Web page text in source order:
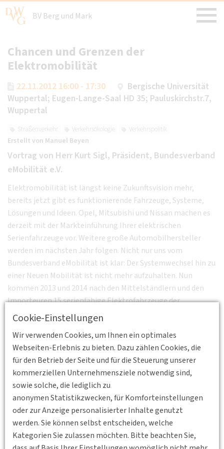
Cookie-Einstellungen
Wir verwenden Cookies, um Ihnen ein optimales
Webseiten-Erlebnis zu bieten. Dazu zählen Cookies, die
für den Betrieb der Seite und für die Steuerung unserer
kommerziellen Unternehmensziele notwendig sind,
sowie solche, die lediglich zu
anonymen Statistikzwecken, für Komforteinstellungen
oder zur Anzeige personalisierter Inhalte genutzt
werden. Sie können selbst entscheiden, welche
Kategorien Sie zulassen möchten. Bitte beachten Sie,
BV Berg und Mark
Chancen und Grenzen der
Elektromobilität
22.11.2012 16:00 - 17:30
Bergische Universität
Wuppertal; Eugen-Lange-Saal HD 35; Pauluskirchstr.7,
Wuppertal
Straßenverkehr Verkehrsökologie Verkehrspolitik
Erstellt von Manuel Beyen
Vortrag von Herr Kurt Sigl, Präsident, Bundesverband
eMobilität e.V.
Elektromobilität ist längst keine Zukunftsvision mehr,
bereits jetzt gibt es funktionierende Fahrzeuge, Systeme,
Lösungen und Ideen. Opel, Mitsubishi und Nissan machen es
derzeit mit der Markteinführung Ihrer elektrischen
Serienfahrzeuge vor. Weitere große Automobilhersteller
werden im nächsten Jahr folgen. Nicht nur uns vom
Bundesverband eMobilität ist klar: Der Systemwechsel hin zu
einer Neuen Mobilität ist nicht mehr aufzuhalten. Nun
kommen 2013 und 2014 nach den Mittelständlern und den
Importeuren 15 serienfähige Elektrofahrzeuge der
deutschen OEM auf den Markt.
In den Medien ist das eFahrzeug allerdings hauptsächlich als
modernes Großstadtfahrzeug sichtbar. Dank 0-Emission,
dem leisen Betrieb und kurzer Strecken bietet sich der
Einsatz hier besonders an. Genauso aussichtsreich ist jedoch
auch die Nutzung im ländlichen Raum und als
Pendlerfahrzeug. Aufgrund der Bevölkerungsdichte und
Verkehrsanbindung weisen ländliche Regionen einen hohen
Anteil an Individualverkehr auf. Im Gegensatz zu urbanen
Ballungsräumen ist das Angebot des ÖPNV in ländlichen
Regionen häufig nicht flächendeckend gegeben und zeitnah